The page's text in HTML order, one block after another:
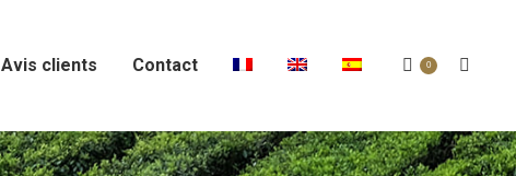
Avis clients Contact 0